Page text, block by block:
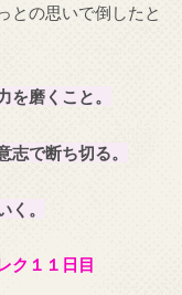
との思いで倒したと
磨くこと。
で断ち切る。
。
ク１１日目